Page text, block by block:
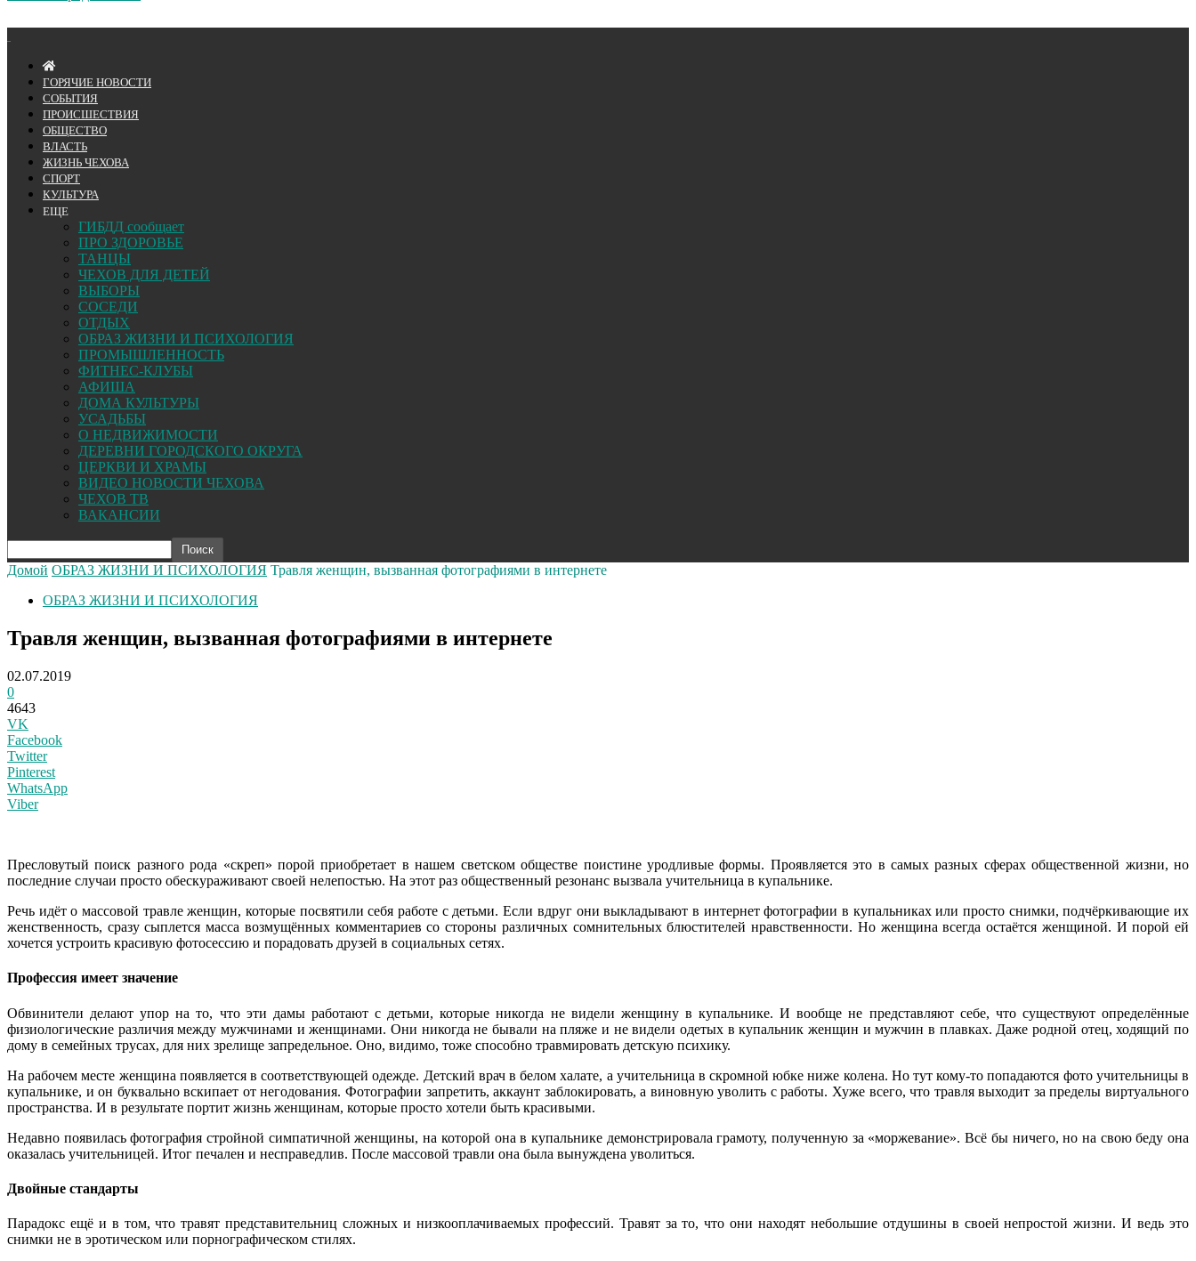
ГОРЯЧИЕ НОВОСТИ
СОБЫТИЯ
ПРОИСШЕСТВИЯ
ОБЩЕСТВО
ВЛАСТЬ
ЖИЗНЬ ЧЕХОВА
СПОРТ
КУЛЬТУРА
ЕЩЕ
ГИБДД сообщает
ПРО ЗДОРОВЬЕ
ТАНЦЫ
ЧЕХОВ ДЛЯ ДЕТЕЙ
ВЫБОРЫ
СОСЕДИ
ОТДЫХ
ОБРАЗ ЖИЗНИ И ПСИХОЛОГИЯ
ПРОМЫШЛЕННОСТЬ
ФИТНЕС-КЛУБЫ
АФИША
ДОМА КУЛЬТУРЫ
УСАДЬБЫ
О НЕДВИЖИМОСТИ
ДЕРЕВНИ ГОРОДСКОГО ОКРУГА
ЦЕРКВИ И ХРАМЫ
ВИДЕО НОВОСТИ ЧЕХОВА
ЧЕХОВ ТВ
ВАКАНСИИ
Домой ОБРАЗ ЖИЗНИ И ПСИХОЛОГИЯ Травля женщин, вызванная фотографиями в интернете
ОБРАЗ ЖИЗНИ И ПСИХОЛОГИЯ
Травля женщин, вызванная фотографиями в интернете
02.07.2019
0
4643
VK
Facebook
Twitter
Pinterest
WhatsApp
Viber
Пресловутый поиск разного рода «скреп» порой приобретает в нашем светском обществе поистине уродливые формы. Проявляется это в самых разных сферах общественной жизни, но
последние случаи просто обескураживают своей нелепостью. На этот раз общественный резонанс вызвала учительница в купальнике.
Речь идёт о массовой травле женщин, которые посвятили себя работе с детьми. Если вдруг они выкладывают в интернет фотографии в купальниках или просто снимки, подчёркивающие их
женственность, сразу сыплется масса возмущённых комментариев со стороны различных сомнительных блюстителей нравственности. Но женщина всегда остаётся женщиной. И порой ей
хочется устроить красивую фотосессию и порадовать друзей в социальных сетях.
Профессия имеет значение
Обвинители делают упор на то, что эти дамы работают с детьми, которые никогда не видели женщину в купальнике. И вообще не представляют себе, что существуют определённые
физиологические различия между мужчинами и женщинами. Они никогда не бывали на пляже и не видели одетых в купальник женщин и мужчин в плавках. Даже родной отец, ходящий по
дому в семейных трусах, для них зрелище запредельное. Оно, видимо, тоже способно травмировать детскую психику.
На рабочем месте женщина появляется в соответствующей одежде. Детский врач в белом халате, а учительница в скромной юбке ниже колена. Но тут кому-то попадаются фото учительницы в
купальнике, и он буквально вскипает от негодования. Фотографии запретить,аккаунт заблокировать, а виновную уволить с работы. Хуже всего, что травля выходит за пределы виртуального
пространства. И в результате портит жизнь женщинам, которые просто хотели быть красивыми.
Недавно появилась фотография стройной симпатичной женщины, на которой она в купальнике демонстрировала грамоту, полученную за «моржевание». Всё бы ничего, но на свою беду она
оказалась учительницей. Итог печален и несправедлив. После массовой травли она была вынуждена уволиться.
Двойные стандарты
Парадокс ещё и в том, что травят представительниц сложных и низкооплачиваемых профессий. Травят за то, что они находят небольшие отдушины в своей непростой жизни. И ведь это
снимки не в эротическом или порнографическом стилях.